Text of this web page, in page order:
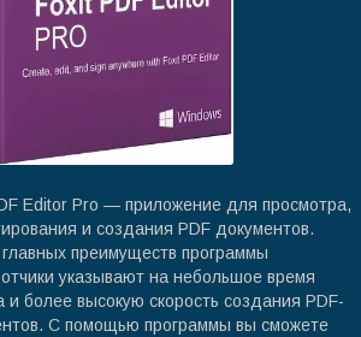
Editor Pro — приложение для просмотра,
и создания PDF документов.
преимуществ программы
указывают на небольшое время
и более высокую скорость создания PDF-
С помощью программы вы сможете